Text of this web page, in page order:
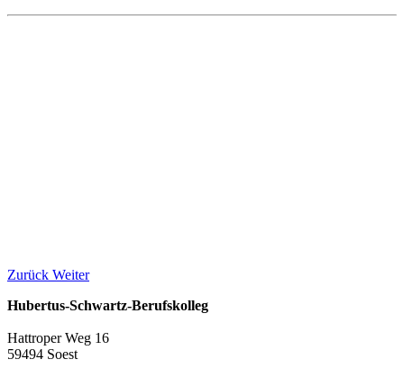
Zurück Weiter
Hubertus-Schwartz-Berufskolleg
Hattroper Weg 16
59494 Soest